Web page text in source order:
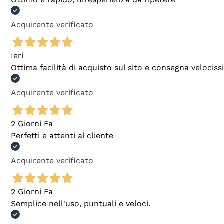
Acquirente verificato
Ieri
Ottima facilità di acquisto sul sito e consegna
Acquirente verificato
2 Giorni Fa
Perfetti e attenti al cliente
Acquirente verificato
2 Giorni Fa
Semplice nell'uso, puntuali e veloci.